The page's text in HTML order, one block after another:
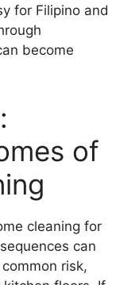
for Filipino and
become
of
cleaning for
can
risk,